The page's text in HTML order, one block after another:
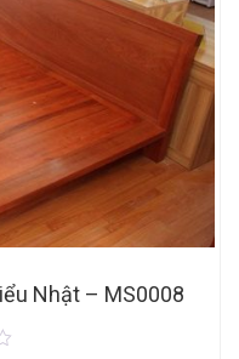
Nhật – MS0008